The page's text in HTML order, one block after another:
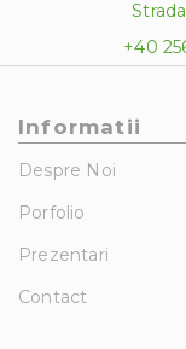
+40
Informatii
Despre Noi
Porfolio
Prezentari
Contact